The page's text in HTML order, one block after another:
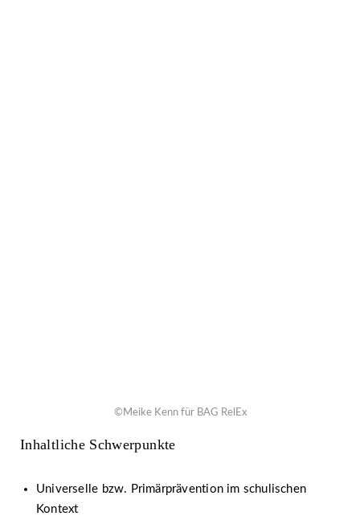
©Meike Kenn für BAG RelEx
Inhaltliche Schwerpunkte
Universelle bzw. Primärprävention im schulischen
Kontext